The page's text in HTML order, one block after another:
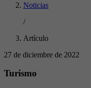
Noticias
/
Artículo
27 de diciembre de 2022
Turismo